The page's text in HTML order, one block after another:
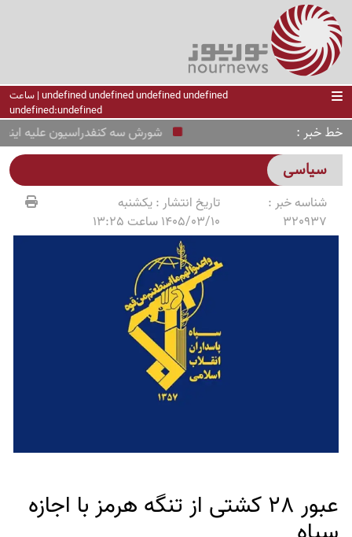
undefined undefined undefined undefined | ساعت
undefined:undefined
خط خبر شورش سه کنفدراسیون علیه
سیاسی
شناسه خبر :
320937
تاریخ انتشار :یکشنبه
1405/03/10 ساعت 13:25
عبور 28 کشتی از تنگه هرمز با اجازه